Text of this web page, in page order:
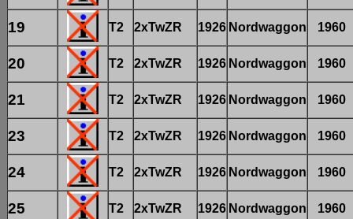
19 T2 2xTwZR 1926 Nordwaggon 1960
20 T2 2xTwZR 1926 Nordwaggon 1960
21 T2 2xTwZR 1926 Nordwaggon 1960
23 T2 2xTwZR 1926 Nordwaggon 1960
24 T2 2xTwZR 1926 Nordwaggon 1960
25 T2 2xTwZR 1926 Nordwaggon 1960